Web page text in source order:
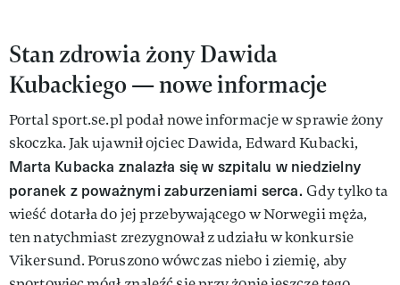
Stan zdrowia żony Dawida
Kubackiego — nowe informacje
Portal sport.se.pl podał nowe informacje w sprawie żony
skoczka. Jak ujawnił ojciec Dawida, Edward Kubacki,
Marta Kubacka znalazła się w szpitalu w niedzielny
poranek z poważnymi zaburzeniami serca. Gdy tylko ta
wieść dotarła do jej przebywającego w Norwegii męża,
ten natychmiast zrezygnował z udziału w konkursie
Vikersund. Poruszono wówczas niebo i ziemię, aby